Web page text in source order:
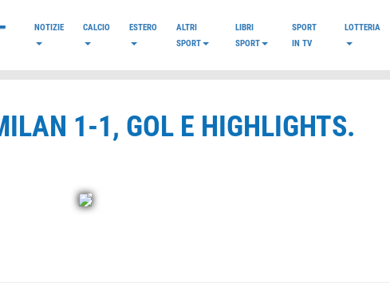
NOTIZIE CALCIO ESTERO
ALTRI
SPORT
LIBRI
SPORT
SPORT
IN TV
LOTTERIA
1-1, GOL E HIGHLIGHTS.